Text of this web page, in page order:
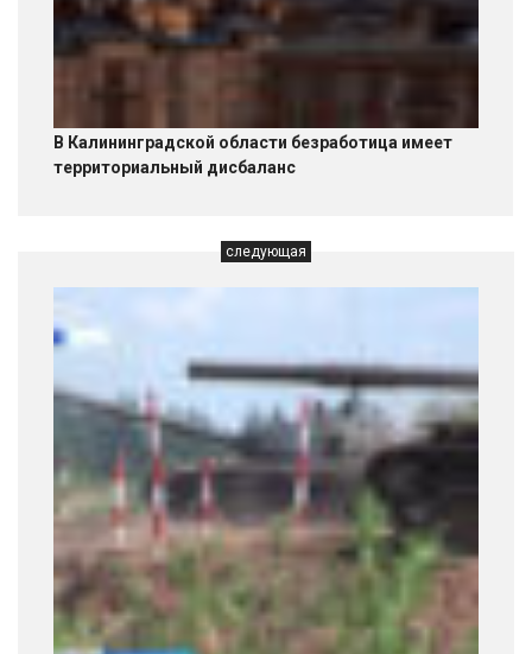
В Калининградской области безработица имеет
территориальный дисбаланс
следующая